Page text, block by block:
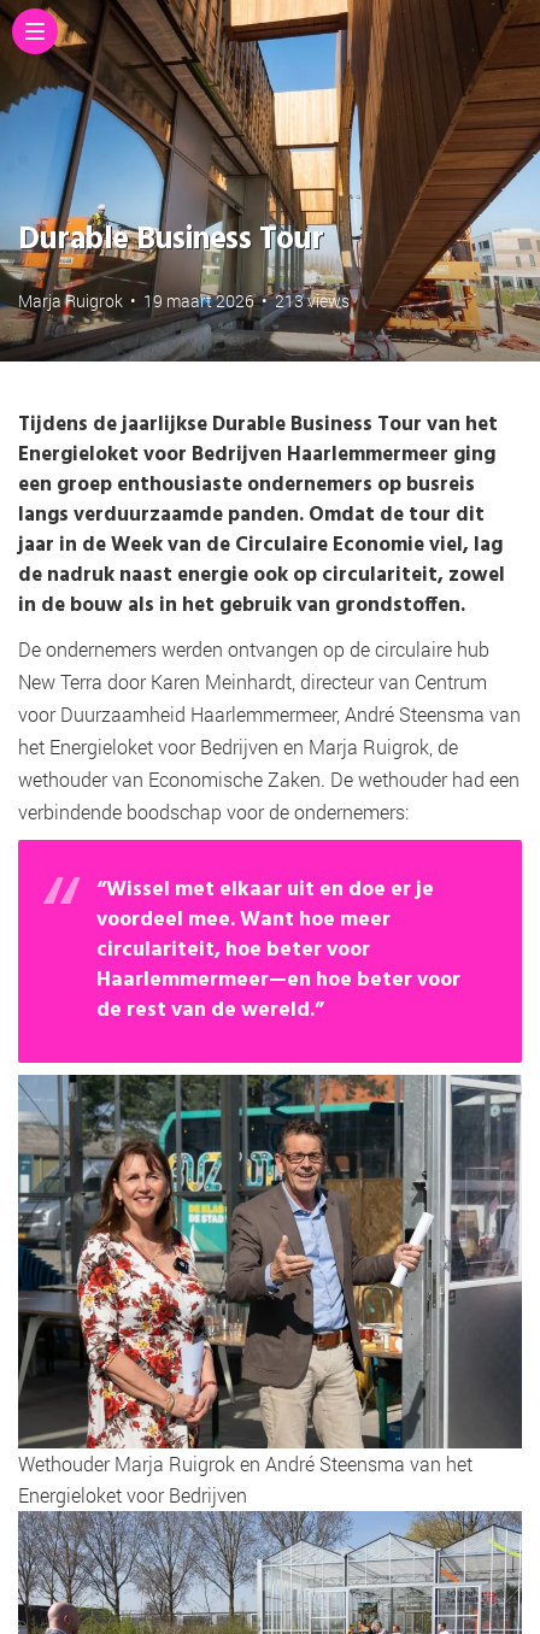
Durable Business Tour
Marja Ruigrok • 19 maart 2026 •213 views
Tijdens de jaarlijkse Durable Business Tour van het
Energieloket voor Bedrijven Haarlemmermeer ging
een groep enthousiaste ondernemers op busreis
langs verduurzaamde panden. Omdat de tour dit
jaar in de Week van de Circulaire Economie viel, lag
de nadruk naast energie ook op circulariteit, zowel
in de bouw als in het gebruik van grondstoffen.
De ondernemers werden ontvangen op de circulaire hub
New Terra door Karen Meinhardt, directeur van Centrum
voor Duurzaamheid Haarlemmermeer, André Steensma van
het Energieloket voor Bedrijven en Marja Ruigrok, de
wethouder van Economische Zaken. De wethouder had een
verbindende boodschap voor de ondernemers:
“Wissel met elkaar uit en doe er je
voordeel mee. Want hoe meer
circulariteit, hoe beter voor
Haarlemmermeer—en hoe beter voor
de rest van de wereld.”
Wethouder Marja Ruigrok en André Steensma van het
Energieloket voor Bedrijven